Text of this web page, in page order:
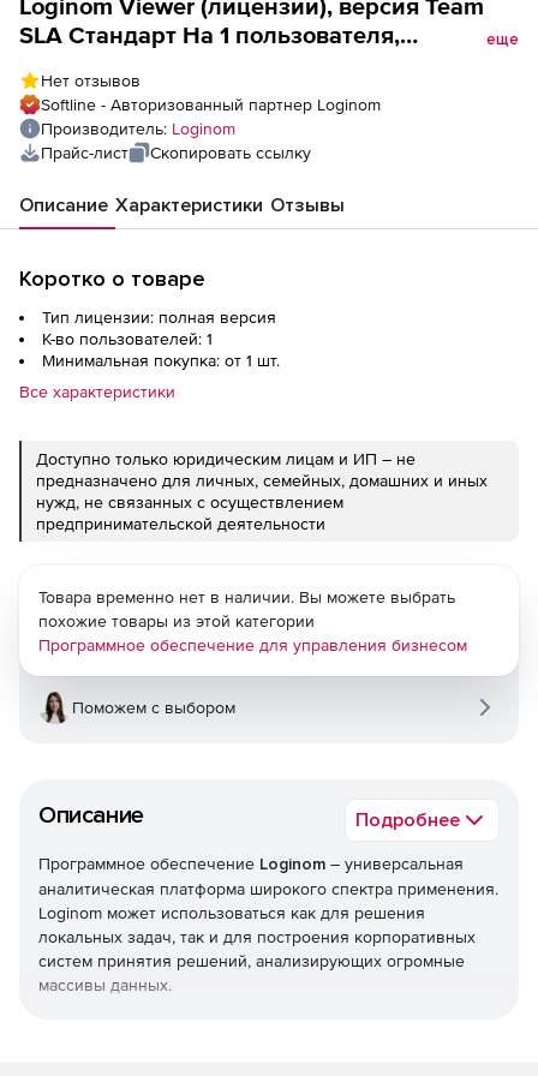
Loginom Viewer (лицензии), версия Team
SLA Стандарт На 1 пользователя,
еще
Нет отзывов
Softline - Авторизованный партнер Loginom
Производитель: Loginom
Прайс-лист
Скопировать ссылку
Описание Характеристики Отзывы
Коротко о товаре
Тип лицензии: полная версия
К-во пользователей: 1
Минимальная покупка: от 1 шт.
Все характеристики
Доступно только юридическим лицам и ИП – не
предназначено для личных, семейных, домашних и иных
нужд, не связанных с осуществлением
предпринимательской деятельности
Описание Подробнее
Программное обеспечение Loginom – универсальная
аналитическая платформа широкого спектра применения.
Loginom может использоваться как для решения
локальных задач, так и для построения корпоративных
систем принятия решений, анализирующих огромные
массивы данных.
Товара временно нет в наличии. Вы можете выбрать
похожие товары из этой категории
Программное обеспечение для управления бизнесом
Поможем с выбором